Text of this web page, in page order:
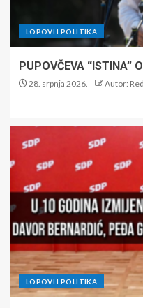
LOPOVI I POLITIKA
PUPOVČEVA “ISTINA”
28. srpnja 2026. Autor:
LOPOVI I POLITIKA